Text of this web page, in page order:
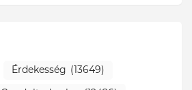
Érdekesség (13649)